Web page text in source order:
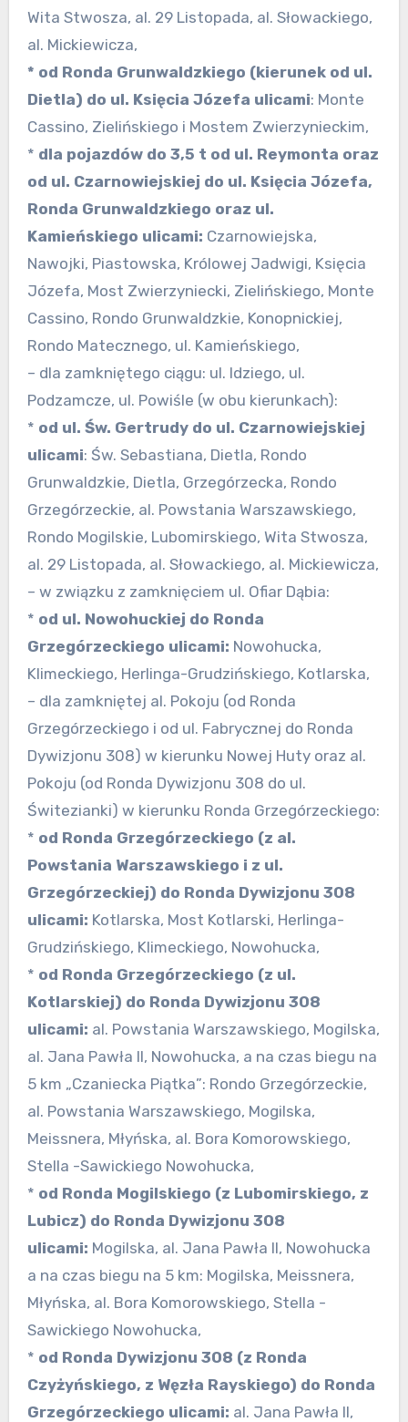
Wita Stwosza, al. 29 Listopada, al. Słowackiego,
al. Mickiewicza,
* od Ronda Grunwaldzkiego (kierunek od ul.
Dietla) do ul. Księcia Józefa ulicami: Monte
Cassino, Zielińskiego i Mostem Zwierzynieckim,
* dla pojazdów do 3,5 t od ul. Reymonta oraz
od ul. Czarnowiejskiej do ul. Księcia Józefa,
Ronda Grunwaldzkiego oraz ul.
Kamieńskiego ulicami: Czarnowiejska,
Nawojki, Piastowska, Królowej Jadwigi, Księcia
Józefa, Most Zwierzyniecki, Zielińskiego, Monte
Cassino, Rondo Grunwaldzkie, Konopnickiej,
Rondo Matecznego, ul. Kamieńskiego,
– dla zamkniętego ciągu: ul. Idziego, ul.
Podzamcze, ul. Powiśle (w obu kierunkach):
* od ul. Św. Gertrudy do ul. Czarnowiejskiej
ulicami: Św. Sebastiana, Dietla, Rondo
Grunwaldzkie, Dietla, Grzegórzecka, Rondo
Grzegórzeckie, al. Powstania Warszawskiego,
Rondo Mogilskie, Lubomirskiego, Wita Stwosza,
al. 29 Listopada, al. Słowackiego, al. Mickiewicza,
– w związku z zamknięciem ul. Ofiar Dąbia:
* od ul. Nowohuckiej do Ronda
Grzegórzeckiego ulicami: Nowohucka,
Klimeckiego, Herlinga-Grudzińskiego, Kotlarska,
– dla zamkniętej al. Pokoju (od Ronda
Grzegórzeckiego i od ul. Fabrycznej do Ronda
Dywizjonu 308) w kierunku Nowej Huty oraz al.
Pokoju (od Ronda Dywizjonu 308 do ul.
Świtezianki) w kierunku Ronda Grzegórzeckiego:
* od Ronda Grzegórzeckiego (z al.
Powstania Warszawskiego i z ul.
Grzegórzeckiej) do Ronda Dywizjonu 308
ulicami: Kotlarska, Most Kotlarski, Herlinga-
Grudzińskiego, Klimeckiego, Nowohucka,
* od Ronda Grzegórzeckiego (z ul.
Kotlarskiej) do Ronda Dywizjonu 308
ulicami: al. Powstania Warszawskiego, Mogilska,
al. Jana Pawła II, Nowohucka, a na czas biegu na
5 km „Czaniecka Piątka”: Rondo Grzegórzeckie,
al. Powstania Warszawskiego, Mogilska,
Meissnera, Młyńska, al. Bora Komorowskiego,
Stella -Sawickiego Nowohucka,
* od Ronda Mogilskiego (z Lubomirskiego, z
Lubicz) do Ronda Dywizjonu 308
ulicami: Mogilska, al. Jana Pawła II, Nowohucka
a na czas biegu na 5 km: Mogilska, Meissnera,
Młyńska, al. Bora Komorowskiego, Stella -
Sawickiego Nowohucka,
* od Ronda Dywizjonu 308 (z Ronda
Czyżyńskiego, z Węzła Rayskiego) do Ronda
Grzegórzeckiego ulicami: al. Jana Pawła II,